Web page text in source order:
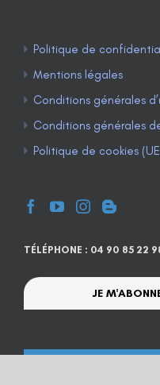
Politique de
Mentions légales
Conditions générales
Conditions générales
Politique de cookies
TÉLÉPHONE : 04 90 85 22
JE